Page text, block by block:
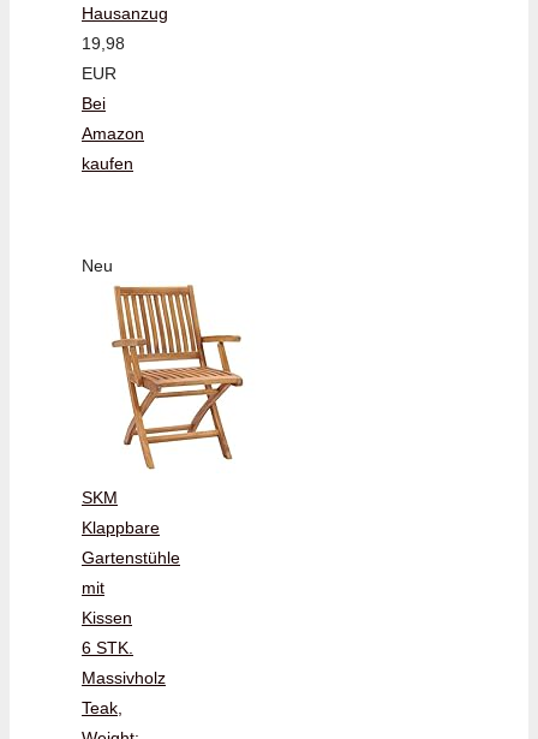
Hausanzug
19,98
EUR
Bei
Amazon
kaufen
Neu
SKM
Klappbare
Gartenstühle
mit
Kissen
6 STK.
Massivholz
Teak,